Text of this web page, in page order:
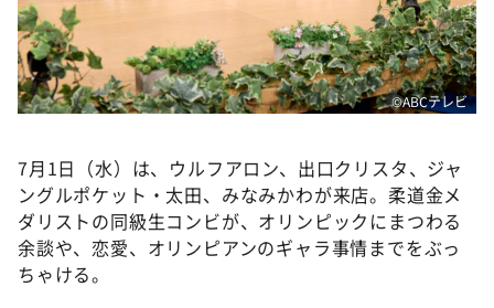
ＬＩＦＥ～夢のカタチ～
新婚さんいらっしゃい！
ポツンと一軒家
ぺこぱのまるスポ
アナ回覧板
©ABCテレビ
7月1日（水）は、ウルフアロン、出口クリスタ、ジャ
ングルポケット・太田、みなみかわが来店。柔道金メ
ダリストの同級生コンビが、オリンピックにまつわる
余談や、恋愛、オリンピアンのギャラ事情までをぶっ
ちゃける。